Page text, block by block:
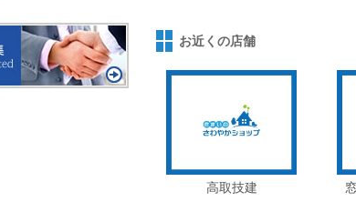
お近くの店舗
高取技建